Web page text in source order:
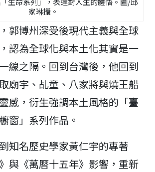
家琳攝。
郭博州深受後現代主義與全球
認為全球化與本土化其實是一
線之隔。回到台灣後，他回到
廟宇、乩童、八家將與燒王船
感，衍生強調本土風格的「臺
窗」系列作品。
知名歷史學家黃仁宇的專著
與《萬曆十五年》影響，重新